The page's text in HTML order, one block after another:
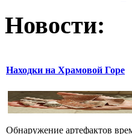
Новости:
Находки на Храмовой Горе
Обнаружение артефактов